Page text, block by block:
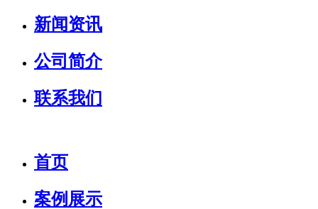
新闻资讯
公司简介
联系我们
首页
案例展示